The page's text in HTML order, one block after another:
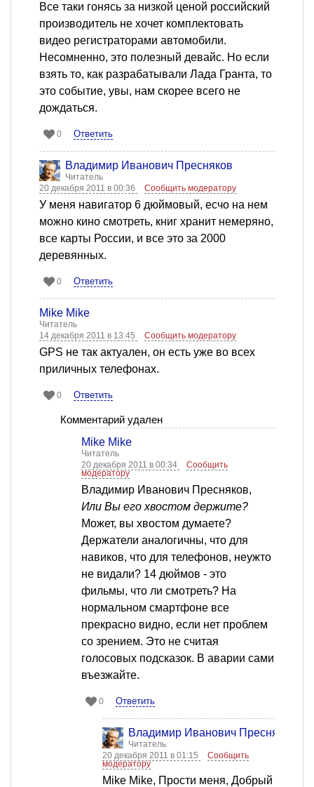
Все таки гонясь за низкой ценой российский
производитель не хочет комплектовать
видео регистраторами автомобили.
Несомненно, это полезный девайс. Но если
взять то, как разрабатывали Лада Гранта, то
это событие, увы, нам скорее всего не
дождаться.
0 Ответить
Владимир Иванович Пресняков
Читатель
20 декабря 2011 в 00:36
Сообщить модератору
У меня навигатор 6 дюймовый, есчо на нем
можно кино смотреть, книг хранит немеряно,
все карты России, и все это за 2000
деревянных.
0 Ответить
Mike Mike
Читатель
14 декабря 2011 в 13:45
Сообщить модератору
GPS не так актуален, он есть уже во всех
приличных телефонах.
0 Ответить
Комментарий удален
Mike Mike
Читатель
20 декабря 2011 в 00:34
Сообщить
модератору
Владимир Иванович Пресняков,
Или Вы его хвостом держите?
Может, вы хвостом думаете?
Держатели аналогичны, что для
навиков, что для телефонов, неужто
не видали? 14 дюймов - это
фильмы, что ли смотреть? На
нормальном смартфоне все
прекрасно видно, если нет проблем
со зрением. Это не считая
голосовых подсказок. В аварии сами
въезжайте.
0 Ответить
Владимир Иванович Пресняков
Читатель
20 декабря 2011 в 01:15
Сообщить
модератору
Mike Mike, Прости меня, Добрый